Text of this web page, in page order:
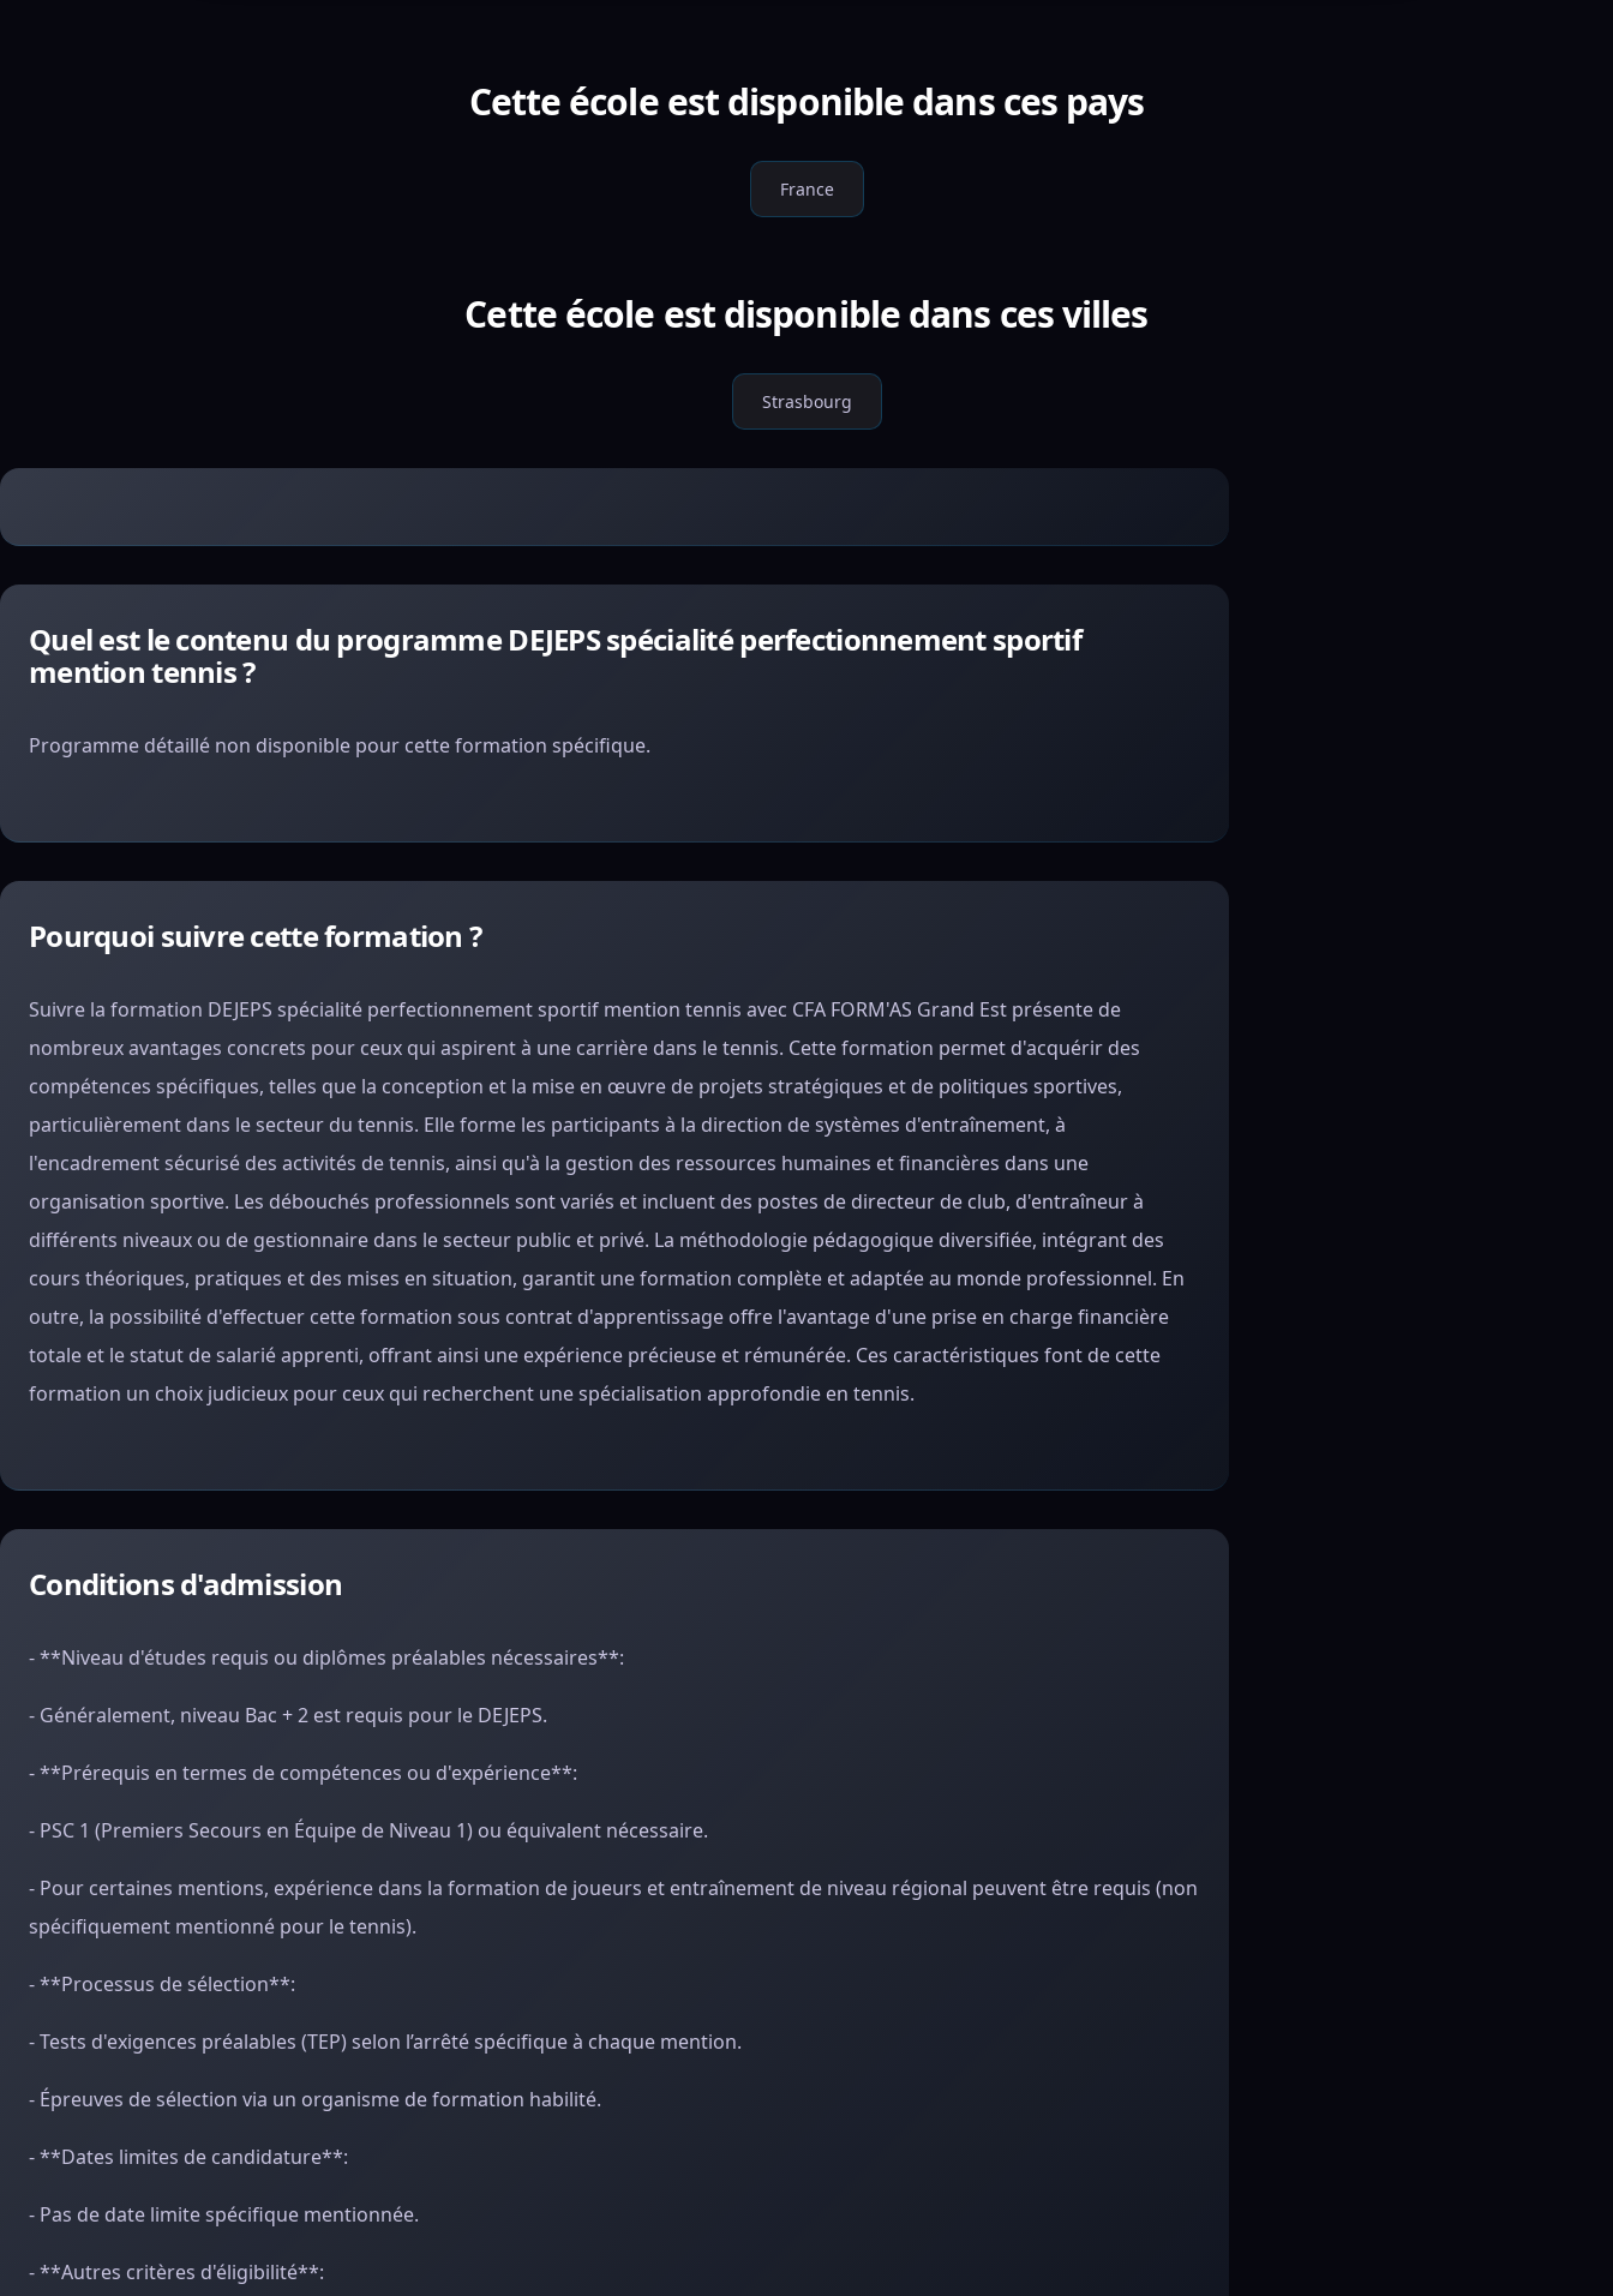
Cette école est disponible dans ces pays
France
Cette école est disponible dans ces villes
Strasbourg
Quel est le contenu du programme DEJEPS spécialité perfectionnement sportif
mention tennis ?
Programme détaillé non disponible pour cette formation spécifique.
Pourquoi suivre cette formation ?
Suivre la formation DEJEPS spécialité perfectionnement sportif mention tennis avec CFA FORM'AS Grand Est présente de
nombreux avantages concrets pour ceux qui aspirent à une carrière dans le tennis. Cette formation permet d'acquérir des
compétences spécifiques, telles que la conception et la mise en œuvre de projets stratégiques et de politiques sportives,
particulièrement dans le secteur du tennis. Elle forme les participants à la direction de systèmes d'entraînement, à
l'encadrement sécurisé des activités de tennis, ainsi qu'à la gestion des ressources humaines et financières dans une
organisation sportive. Les débouchés professionnels sont variés et incluent des postes de directeur de club, d'entraîneur à
différents niveaux ou de gestionnaire dans le secteur public et privé. La méthodologie pédagogique diversifiée, intégrant des
cours théoriques, pratiques et des mises en situation, garantit une formation complète et adaptée au monde professionnel. En
outre, la possibilité d'effectuer cette formation sous contrat d'apprentissage offre l'avantage d'une prise en charge financière
totale et le statut de salarié apprenti, offrant ainsi une expérience précieuse et rémunérée. Ces caractéristiques font de cette
formation un choix judicieux pour ceux qui recherchent une spécialisation approfondie en tennis.
Conditions d'admission
- **Niveau d'études requis ou diplômes préalables nécessaires**:
- Généralement, niveau Bac + 2 est requis pour le DEJEPS.
- **Prérequis en termes de compétences ou d'expérience**:
- PSC 1 (Premiers Secours en Équipe de Niveau 1) ou équivalent nécessaire.
- Pour certaines mentions, expérience dans la formation de joueurs et entraînement de niveau régional peuvent être requis (non
spécifiquement mentionné pour le tennis).
- **Processus de sélection**:
- Tests d'exigences préalables (TEP) selon l’arrêté spécifique à chaque mention.
- Épreuves de sélection via un organisme de formation habilité.
- **Dates limites de candidature**:
- Pas de date limite spécifique mentionnée.
- **Autres critères d'éligibilité**: